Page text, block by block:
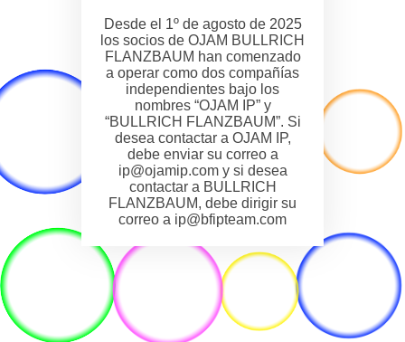
Desde el 1º de agosto de 2025
los socios de OJAM BULLRICH
FLANZBAUM han comenzado
a operar como dos compañías
independientes bajo los
nombres “OJAM IP” y
“BULLRICH FLANZBAUM”. Si
desea contactar a OJAM IP,
debe enviar su correo a
ip@ojamip.com y si desea
contactar a BULLRICH
FLANZBAUM, debe dirigir su
correo a ip@bfipteam.com